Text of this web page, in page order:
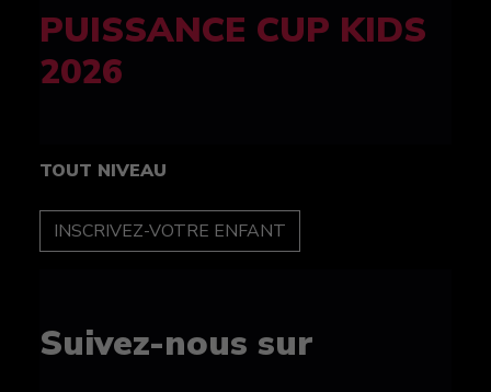
FELINE CUP 100%
féminine
TOUT NIVEAU
INSCRIPTION
Suivez-nous sur